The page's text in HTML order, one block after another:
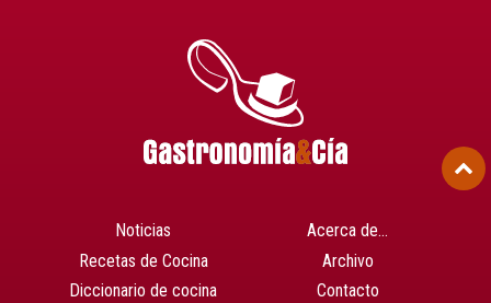
Noticias
Recetas de Cocina
Diccionario de cocina
Acerca de…
Archivo
Contacto